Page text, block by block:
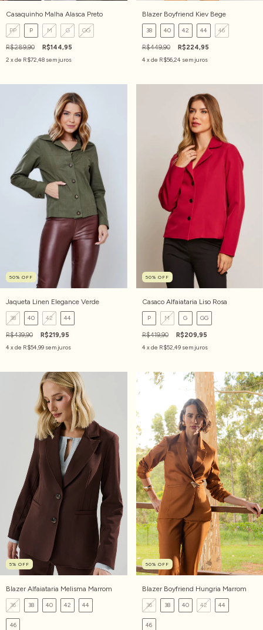
Casaquinho Malha Alasca Preto
PP P M G GG
R$289,90
R$144,95
2 x de R$72,48 sem juros
Blazer Boyfriend Kiev Bege
38 40 42 44 46
R$449,90
R$224,95
4x de R$56,24 sem juros
50% OFF
Jaqueta Linen Elegance Verde
38 40 42 44
R$439,90
R$219,95
4x de R$54,99 sem juros
50% OFF
Casaco Alfaiataria Liso Rosa
P M G GG
R$419,90
R$209,95
4x de R$52,49 sem juros
5% OFF
Blazer Alfaiataria Melisma Marrom
36 38 40 42 44
46
50% OFF
Blazer Boyfriend Hungria Marrom
36 38 40 42 44
46